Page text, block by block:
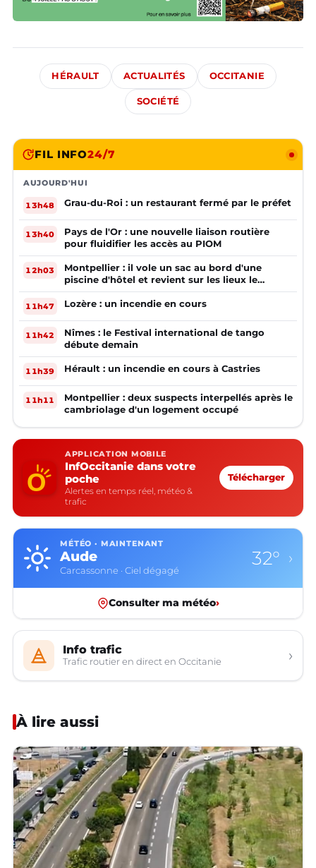
HÉRAULT ACTUALITÉS OCCITANIE
SOCIÉTÉ
FIL INFO24/7
AUJOURD'HUI
13h48 Grau-du-Roi : un restaurant fermé par le préfet
13h40
Pays de l'Or : une nouvelle liaison routière
pour fluidifier les accès au PIOM
12h03
Montpellier : il vole un sac au bord d'une
piscine d'hôtel et revient sur les lieux le
lendemain
11h47 Lozère : un incendie en cours
11h42
Nîmes : le Festival international de tango
débute demain
11h39 Hérault : un incendie en cours à Castries
11h11
Montpellier : deux suspects interpellés après le
cambriolage d'un logement occupé
APPLICATION MOBILE
InfOccitanie dans votre
poche
Alertes en temps réel, météo &
trafic
Télécharger
MÉTÉO · MAINTENANT
Aveyron
Rodez · Plutôt dégagé
27° ›
Consulter ma météo›
Info trafic
Trafic routier en direct en Occitanie ›
À lire aussi